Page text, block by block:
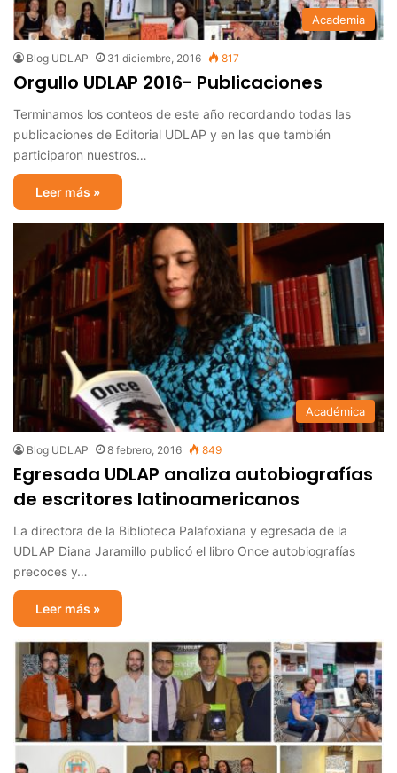
Academia
Blog UDLAP 31 diciembre, 2016 817
Orgullo UDLAP 2016- Publicaciones
Terminamos los conteos de este año recordando todas las
publicaciones de Editorial UDLAP y en las que también
participaron nuestros…
Leer más »
Académica
Blog UDLAP 8 febrero, 2016 849
Egresada UDLAP analiza autobiografías
de escritores latinoamericanos
La directora de la Biblioteca Palafoxiana y egresada de la
UDLAP Diana Jaramillo publicó el libro Once autobiografías
precoces y…
Leer más »